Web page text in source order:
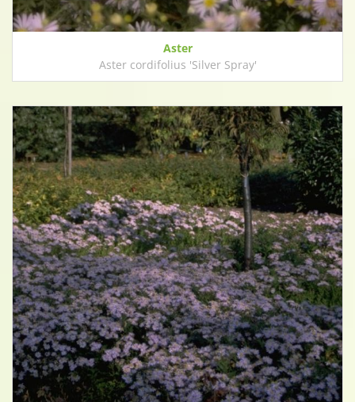
Aster
Aster cordifolius 'Silver Spray'